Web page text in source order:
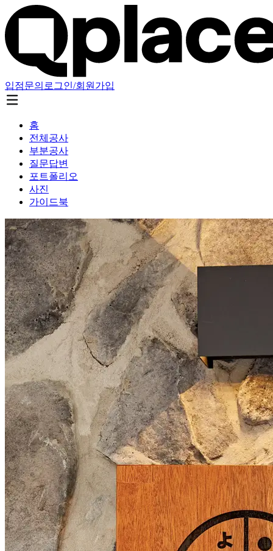
입점문의 로그인/회원가입
홈
전체공사
부분공사
질문답변
포트폴리오
사진
가이드북